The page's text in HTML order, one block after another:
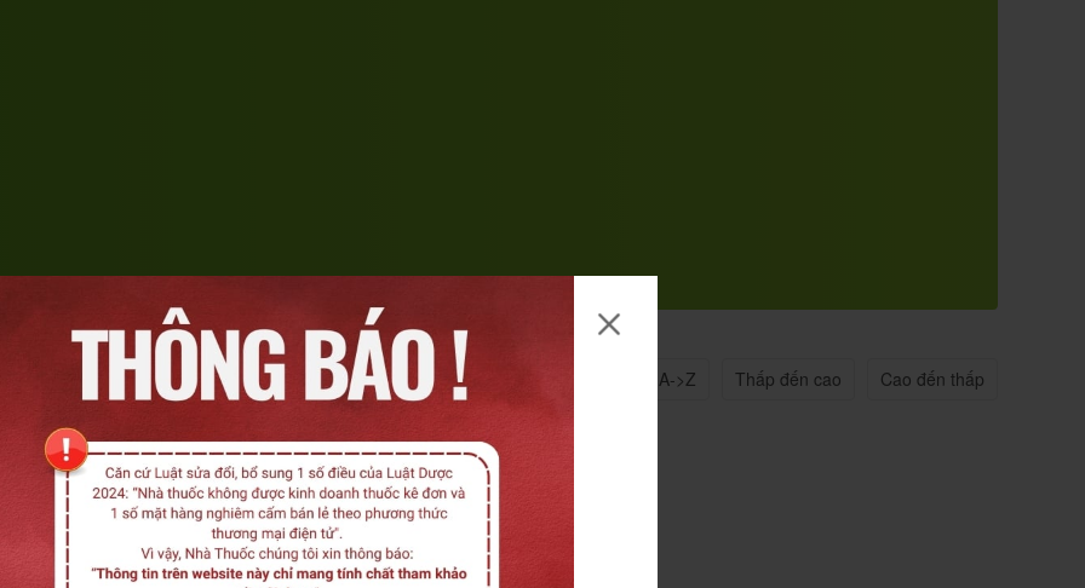
Tên A->Z Thấp đến cao Cao đến thấp